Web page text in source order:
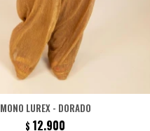
MONO LUREX - DORADO
$ 12.900